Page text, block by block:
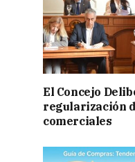
El Concejo
regularización
comerciales